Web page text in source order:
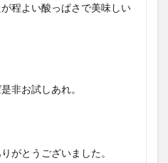
程よい酸っぱさで美味しい
非お試しあれ。
がとうございました。